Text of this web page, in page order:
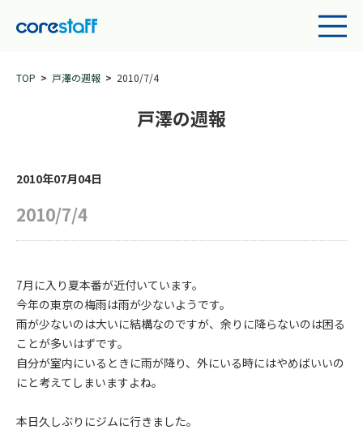
TOP 戸澤の週報 2010/7/4
戸澤の週報
2010年07月04日
2010/7/4
7月に入り夏本番が近付いています。
今年の東京の梅雨は雨が少ないようです。
雨が少ないのは大いに結構なのですが、余りに降らないのは困る
ことが多いはずです。
自分が室内にいるときに雨が降り、外にいる時にはやめばいいの
にと考えてしまいますよね。
本日久しぶりにジムに行きました。